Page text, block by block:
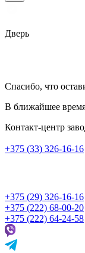
Дверь
Спасибо, что
В ближайшее
Контакт-центр
+375 (33) 326-16-16
+375 (29) 326-16-16
+375 (222) 68-00-20
+375 (222) 64-24-58